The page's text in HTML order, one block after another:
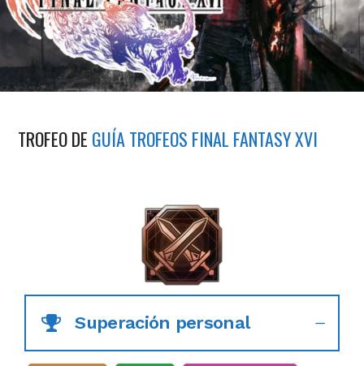
TROFEO DE GUÍA TROFEOS FINAL FANTASY XVI
Superación personal